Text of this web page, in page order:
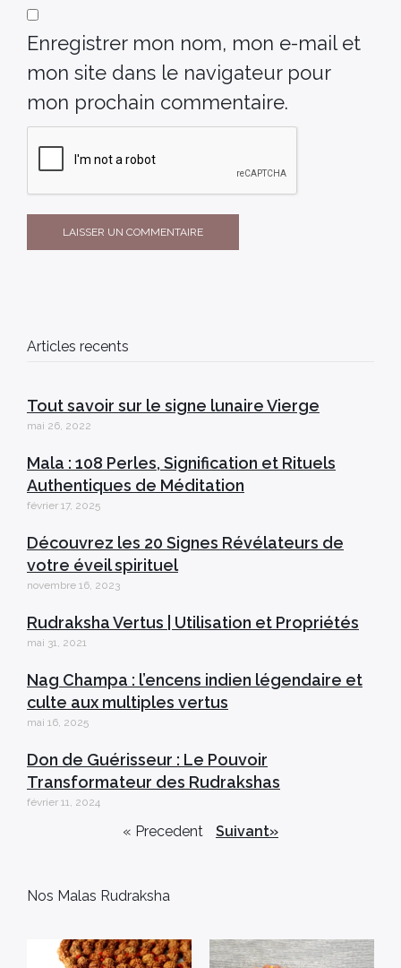
Enregistrer mon nom, mon e-mail et
mon site dans le navigateur pour
mon prochain commentaire.
Articles recents
Tout savoir sur le signe lunaire Vierge
mai 26, 2022
Mala : 108 Perles, Signification et Rituels
Authentiques de Méditation
février 17, 2025
Découvrez les 20 Signes Révélateurs de
votre éveil spirituel
novembre 16, 2023
Rudraksha Vertus | Utilisation et Propriétés
mai 31, 2021
Nag Champa : l’encens indien légendaire et
culte aux multiples vertus
mai 16, 2025
Don de Guérisseur : Le Pouvoir
Transformateur des Rudrakshas
février 11, 2024
« Precedent Suivant»
Nos Malas Rudraksha